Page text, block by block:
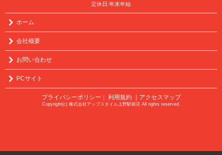
定休日:年末年始
ホーム
会社概要
お問い合わせ
PCサイト
プライバシーポリシー ｜ 利用規約 ｜アクセスマップ
Copyright(c) 株式会社アップスタイル上野駅前店 All rights reserved.